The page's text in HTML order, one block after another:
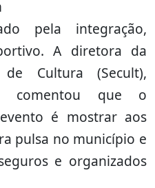
pela integração,
A diretora da
de Cultura (Secult),
comentou que o
é mostrar aos
pulsa no município e
e organizados